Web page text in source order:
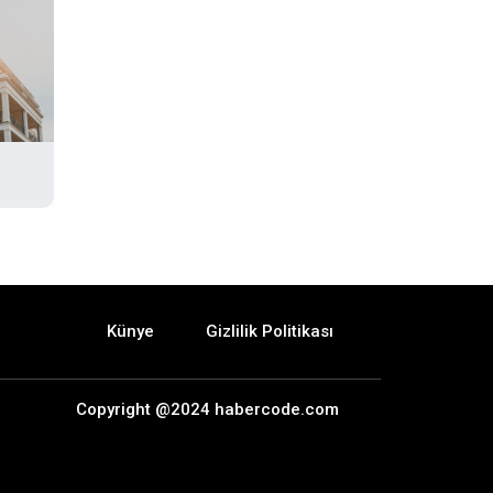
Künye Gizlilik Politikası
Copyright @2024 habercode.com